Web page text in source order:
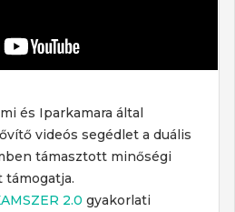
és Iparkamara által
videós segédlet a duális
támasztott minőségi
2.0 gyakorlati